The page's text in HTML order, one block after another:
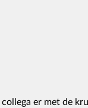
er met de